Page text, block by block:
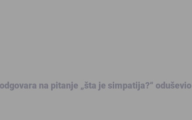
na pitanje „šta je simpatija?“